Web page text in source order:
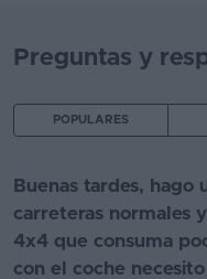
Preguntas y
POPULARES
Buenas tardes,
carreteras normales
4x4 que consuma
con el coche